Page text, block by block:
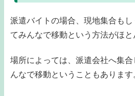
派遣バイトの場合、現地集合も
てみんなで移動という方法がほと
場所によっては、派遣会社へ集
んなで移動ということもあります